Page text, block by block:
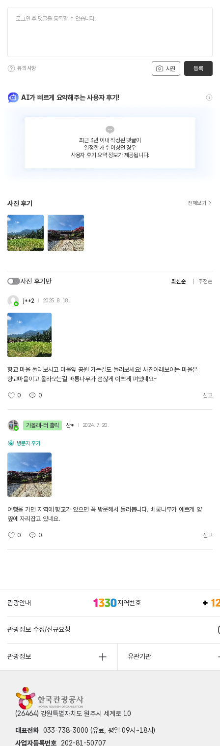
사진
유의사항 등록
AI가 빠르게 요약해주는 사용자 후기!
최근 3년 이내 작성된 댓글이
일정한 개수 이상인 경우
사용자 후기 요약 정보가 제공됩니다.
사진 후기 전체보기
사진 후기만 최신순 추천순
j**2 2025. 8. 18.
향교 마을 둘러보시고 마을앞 공원 가는길도 들러보세요! 사진아래보이는 마을은
향교마을이고 올라오는길 배롱나무가 점잖게 이쁘게 펴있네요~
0 0 신고
가볼래-터 홀릭 산* 2024. 7. 20.
방문자 후기
여행을 가면 지역에 향교가 있으면 꼭 방문해서 둘러봅니다. 배롱나무가 예쁘게 양
옆에 자리잡고 있네요.
0 0 신고
관광안내 지역번호
관광정보 수정/신규요청
관광정보 유관기관
(26464) 강원특별자치도 원주시 세계로 10
대표전화 033-738-3000 (유료, 평일 09시~18시)
사업자등록번호
202-81-50707